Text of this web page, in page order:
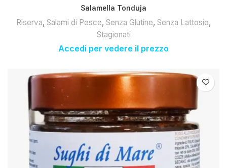
Salamella Tonduja
Riserva, Salami di Pesce, Senza Glutine, Senza Lattosio,
Stagionati
Accedi per vedere il prezzo